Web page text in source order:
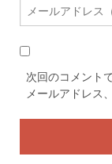
次回のコメント
メールアドレス